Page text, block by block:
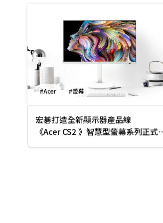
#Acer #螢幕
宏碁打造全新顯示器產品線
《Acer CS2 》智慧型螢幕系列正式